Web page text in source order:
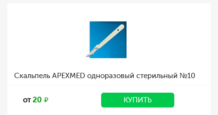
Скальпель APEXMED одноразовый стерильный №10
от20 КУПИТЬ